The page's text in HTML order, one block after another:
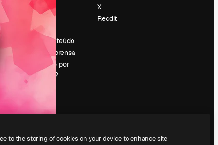
Blog
Slidesgo
Vender conteúdo
Sala de imprensa
Procurando por
magnific.ai?
X
Reddit
to the storing of cookies on your device to enhance site